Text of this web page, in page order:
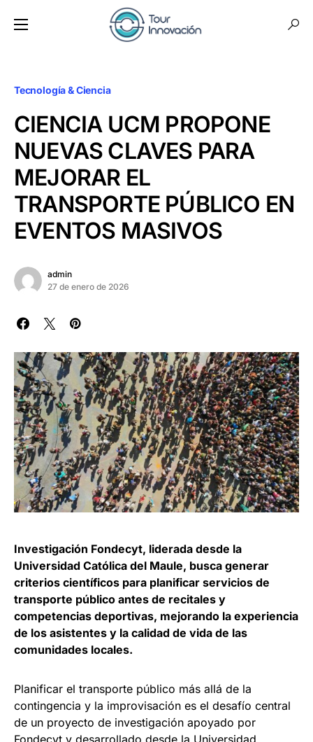
Tecnología & Ciencia
CIENCIA UCM PROPONE
NUEVAS CLAVES PARA
MEJORAR EL
TRANSPORTE PÚBLICO EN
EVENTOS MASIVOS
admin
27 de enero de 2026
Investigación Fondecyt, liderada desde la
Universidad Católica del Maule, busca generar
criterios científicos para planificar servicios de
transporte público antes de recitales y
competencias deportivas, mejorando la experiencia
de los asistentes y la calidad de vida de las
comunidades locales.
Planificar el transporte público más allá de la
contingencia y la improvisación es el desafío central
de un proyecto de investigación apoyado por